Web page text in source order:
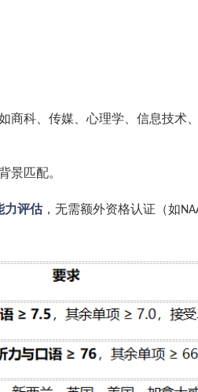
商科、传媒、心理学、信息技术
景匹配。
力评估，无需额外资格认证（如